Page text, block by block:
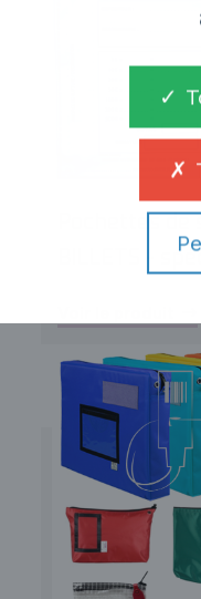
Pochettes
BILLETS -